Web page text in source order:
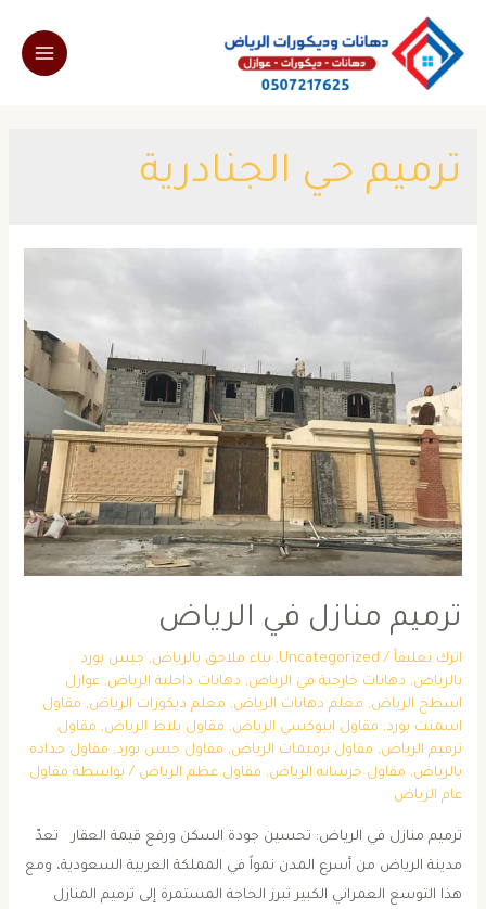
المحتوى
Main
ترميم حي الجنادرية
ترميم منازل في الرياض
اترك تعليقاً /
Uncategorized
, بناء ملاحق بالرياض, جبس بورد
بالرياض, دهانات خارجية في الرياض, دهانات داخلية الرياض,عوازل
اسطح الرياض, معلم دهانات الرياض, معلم ديكورات الرياض, مقاول
اسمنت بورد, مقاول ايبوكسي الرياض, مقاول بلاط الرياض, مقاول
ترميم الرياض, مقاول ترميمات الرياض, مقاول جبس بورد, مقاول حداده
بالرياض, مقاول خرسانه الرياض, مقاول عظم الرياض / بواسطة مقاول
عام الرياض
ترميم منازل في الرياض: تحسين جودة السكن ورفع قيمة العقار تعدّ
مدينة الرياض من أسرع المدن نمواً في المملكة العربية السعودية، ومع
هذا التوسع العمراني الكبير تبرز الحاجة المستمرة إلى ترميم المنازل